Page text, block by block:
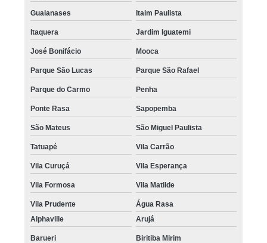
Guaianases Itaim Paulista
Itaquera Jardim Iguatemi
José Bonifácio Mooca
Parque São Lucas Parque São Rafael
Parque do Carmo Penha
Ponte Rasa Sapopemba
São Mateus São Miguel Paulista
Tatuapé Vila Carrão
Vila Curuçá Vila Esperança
Vila Formosa Vila Matilde
Vila Prudente
Água Rasa
Alphaville
Arujá
Barueri Biritiba Mirim